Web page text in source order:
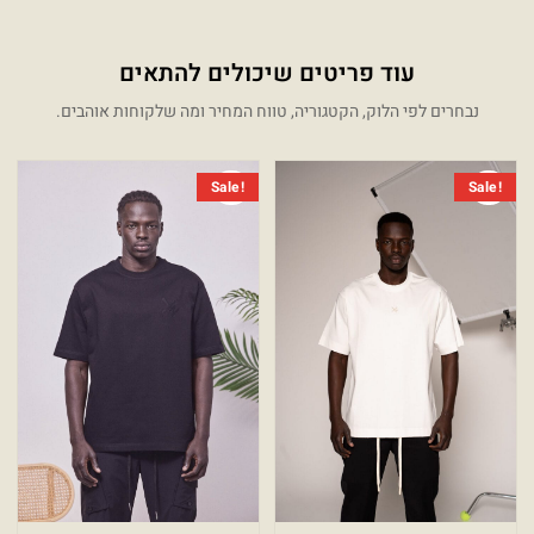
עוד פריטים שיכולים להתאים
נבחרים לפי הלוק, הקטגוריה, טווח המחיר ומה שלקוחות אוהבים.
Sale!
המחיר המקורי היה: ₪499.00.
המחיר הנוכחי הוא: ₪249.00.
Sale!